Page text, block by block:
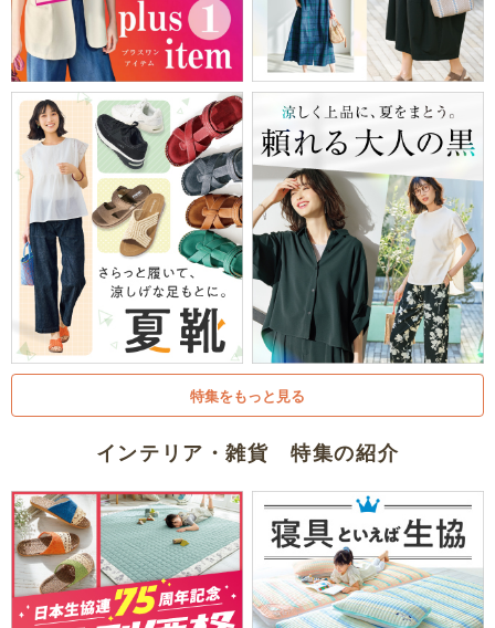
特集をもっと見る
インテリア・雑貨 特集の紹介